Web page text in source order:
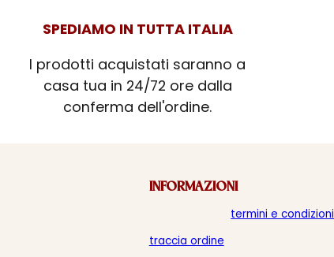
SPEDIAMO IN TUTTA ITALIA
I prodotti acquistati saranno a
casa tua in 24/72 ore dalla
conferma dell'ordine.
INFORMAZIONI
termini e condizioni
traccia ordine